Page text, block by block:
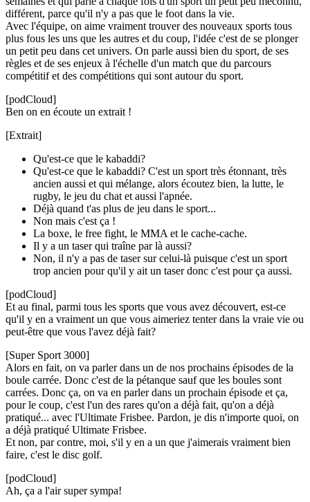
différent, parce qu'il n'y a pas que le foot dans la vie.
Avec l'équipe, on aime vraiment trouver des nouveaux sports tous
plus fous les uns que les autres et du coup, l'idée c'est de se plonger
un petit peu dans cet univers. On parle aussi bien du sport, de ses
règles et de ses enjeux à l'échelle d'un match que du parcours
compétitif et des compétitions qui sont autour du sport.
[podCloud]
Ben on en écoute un extrait !
[Extrait]
Qu'est-ce que le kabaddi?
Qu'est-ce que le kabaddi? C'est un sport très étonnant, très
ancien aussi et qui mélange, alors écoutez bien, la lutte, le
rugby, le jeu du chat et aussi l'apnée.
Déjà quand t'as plus de jeu dans le sport...
Non mais c'est ça !
La boxe, le free fight, le MMA et le cache-cache.
Il y a un taser qui traîne par là aussi?
Non, il n'y a pas de taser sur celui-là puisque c'est un sport
trop ancien pour qu'il y ait un taser donc c'est pour ça aussi.
[podCloud]
Et au final, parmi tous les sports que vous avez découvert, est-ce
qu'il y en a vraiment un que vous aimeriez tenter dans la vraie vie ou
peut-être que vous l'avez déjà fait?
[Super Sport 3000]
Alors en fait, on va parler dans un de nos prochains épisodes de la
boule carrée. Donc c'est de la pétanque sauf que les boules sont
carrées. Donc ça, on va en parler dans un prochain épisode et ça,
pour le coup, c'est l'un des rares qu'on a déjà fait, qu'on a déjà
pratiqué... avec l'Ultimate Frisbee. Pardon, je dis n'importe quoi, on
a déjà pratiqué Ultimate Frisbee.
Et non, par contre, moi, s'il y en a un que j'aimerais vraiment bien
faire, c'est le disc golf.
[podCloud]
Ah, ça a l'air super sympa!